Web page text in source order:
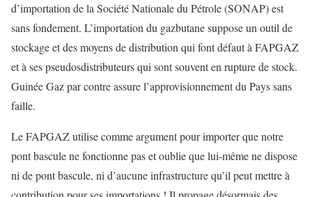
d’importation de la Société Nationale du Pétrole (SONAP)est
sans fondement. L’importation du gazbutanesuppose un outil de
stockage et des moyens de distribution qui font défautà FAPGAZ
et à ses pseudosdistributeurs qui sont souvent en rupture de stock.
Guinée Gazpar contre assure l’approvisionnement du Pays sans
faille.
Le FAPGAZ utilise comme argument pour importer que notre
pont bascule ne fonctionne pas et oublie que lui-même nedispose
ni de pont bascule, ni d’aucuneinfrastructure qu’il peutmettre à